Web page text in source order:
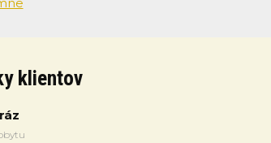
klientov